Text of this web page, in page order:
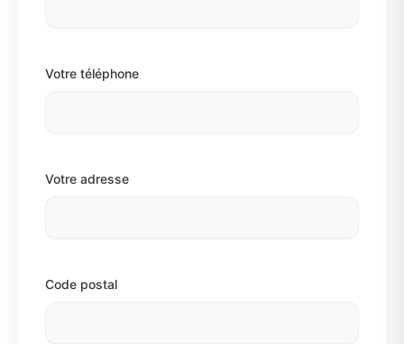
Votre téléphone
Votre adresse
Code postal